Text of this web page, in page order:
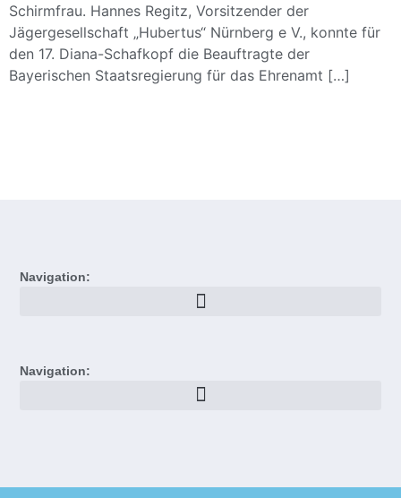
Schirmfrau. Hannes Regitz, Vorsitzender der
Jägergesellschaft „Hubertus“ Nürnberg e V., konnte für
den 17. Diana-Schafkopf die Beauftragte der
Bayerischen Staatsregierung für das Ehrenamt […]
Navigation:
Navigation: